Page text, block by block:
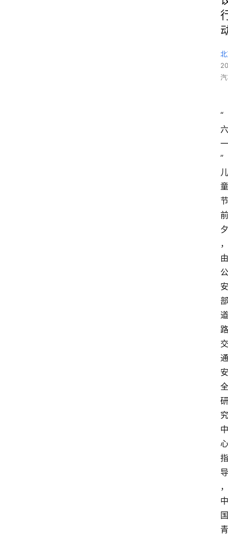
“
六
一
”
儿
童
节
前
夕
，
由
公
安
部
道
路
交
通
安
全
研
究
中
心
指
导
，
中
国
青